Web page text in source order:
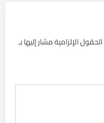
الحقول الإلزامية مشار إليها بـ